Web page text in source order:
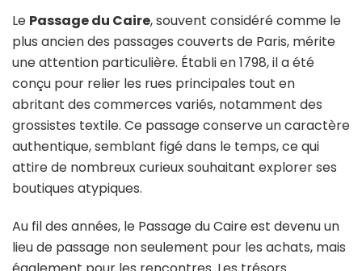
Le Passage du Caire, souvent considéré comme le
plus ancien des passages couverts de Paris, mérite
une attention particulière. Établi en 1798, il a été
conçu pour relier les rues principales tout en
abritant des commerces variés, notamment des
grossistes textile. Ce passage conserve un caractère
authentique, semblant figé dans le temps, ce qui
attire de nombreux curieux souhaitant explorer ses
boutiques atypiques.
Au fil des années, le Passage du Caire est devenu un
lieu de passage non seulement pour les achats, mais